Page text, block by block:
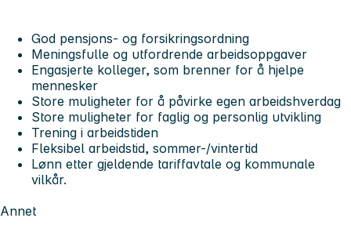
God pensjons- og forsikringsordning
Meningsfulle og utfordrende arbeidsoppgaver
Engasjerte kolleger, som brenner for å hjelpe
mennesker
Store muligheter for å påvirke egen arbeidshverdag
Store muligheter for faglig og personlig utvikling
Trening i arbeidstiden
Fleksibel arbeidstid, sommer-/vintertid
Lønn etter gjeldende tariffavtale og kommunale
vilkår.
Annet